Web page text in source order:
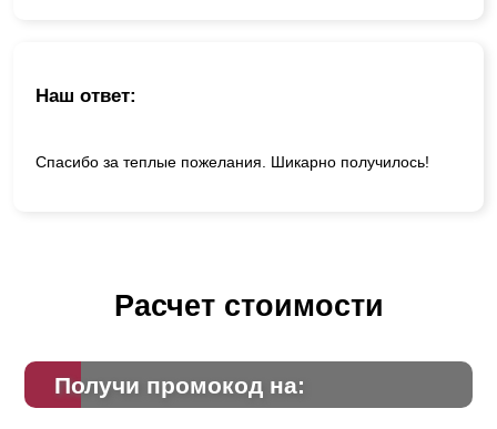
Наш ответ:
Спасибо за теплые пожелания. Шикарно получилось!
Расчет стоимости
Получи промокод на: